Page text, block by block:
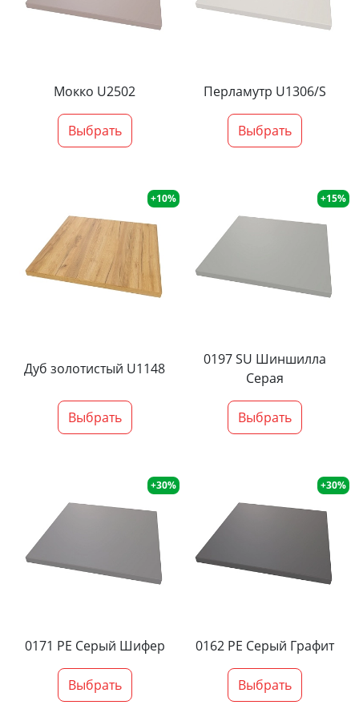
Мокко U2502
Выбрать
Перламутр U1306/S
Выбрать
+10%
Дуб золотистый U1148
Выбрать
+15%
0197 SU Шиншилла
Серая
Выбрать
+30%
0171 PE Серый Шифер
Выбрать
+30%
0162 PE Серый Графит
Выбрать